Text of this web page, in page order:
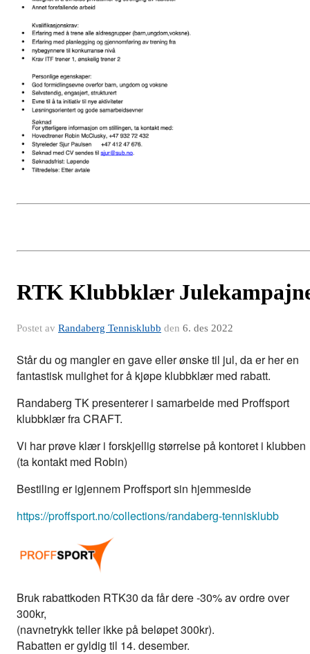
RTK Klubbklær
Postet av Randaberg Tennisklubb den 6. des 2022
Står du og mangler en gave eller ønske til jul, da er her en
fantastisk mulighet for å kjøpe klubbklær med rabatt.
Randaberg TK presenterer i samarbeide med Proffsport
klubbklær fra CRAFT.
Vi har prøve klær i forskjellig størrelse på kontoret i klubben
(ta kontakt med Robin)
Bestiling er igjennem Proffsport sin hjemmeside
https://proffsport.no/collections/randaberg-tennisklubb
Bruk rabattkoden RTK30 da får dere -30% av ordre over
300kr,
(navnetrykk teller ikke på beløpet 300kr).
Rabatten er gyldig til 14. desember.